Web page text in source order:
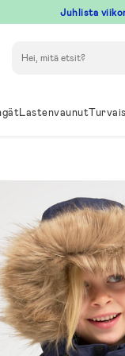
Juhlista
Lastenvaunut